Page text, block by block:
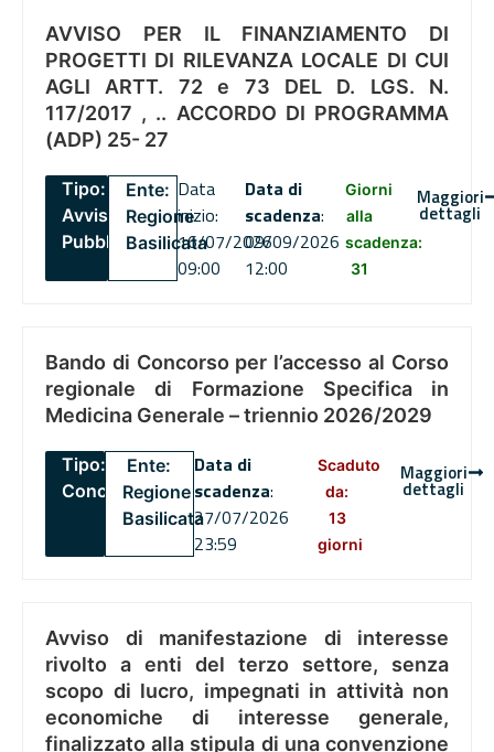
AVVISO PER IL FINANZIAMENTO DI
PROGETTI DI RILEVANZA LOCALE DI CUI
AGLI ARTT. 72 e 73 DEL D. LGS. N.
117/2017 , .. ACCORDO DI PROGRAMMA
(ADP) 25- 27
Tipo:
Avviso
Pubblico
Ente:
Regione
Basilicata
Data
inizio:
16/07/2026
09:00
Data di
scadenza:
09/09/2026
12:00
Giorni
alla
scadenza:
31
Maggiori
dettagli
Bando di Concorso per l’accesso al Corso
regionale di Formazione Specifica in
Medicina Generale – triennio 2026/2029
Tipo:
Concorsi
Ente:
Regione
Basilicata
Data di
scadenza:
27/07/2026
23:59
Scaduto
da:
13
giorni
Maggiori
dettagli
Avviso di manifestazione di interesse
rivolto a enti del terzo settore, senza
scopo di lucro, impegnati in attività non
economiche di interesse generale,
finalizzato alla stipula di una convenzione